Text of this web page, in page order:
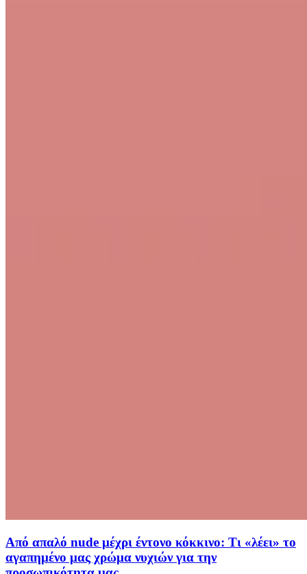
Από απαλό nude μέχρι έντονο κόκκινο: Τι «λέει» το
αγαπημένο μας χρώμα νυχιών για την